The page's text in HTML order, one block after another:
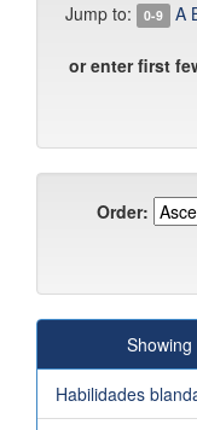
Jump to: 0-9 A
or enter first
Order:
Habilidades